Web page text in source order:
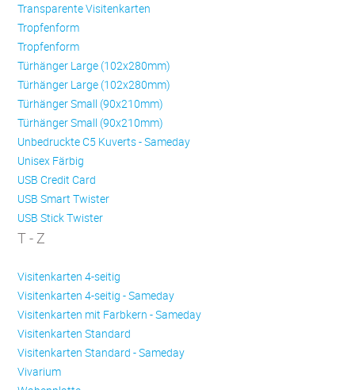
Transparente Visitenkarten
Trop­fen­form
Trop­fen­form
Türhänger Large (102x280mm)
Türhänger Large (102x280mm)
Türhänger Small (90x210mm)
Türhänger Small (90x210mm)
Unbedruckte C5 Kuverts - Sameday
Unisex Färbig
USB Credit Card
USB Smart Twister
USB Stick Twister
T - Z
Visitenkarten 4-seitig
Visitenkarten 4-seitig - Sameday
Visitenkarten mit Farbkern - Sameday
Visitenkarten Standard
Visitenkarten Standard - Sameday
Vivarium